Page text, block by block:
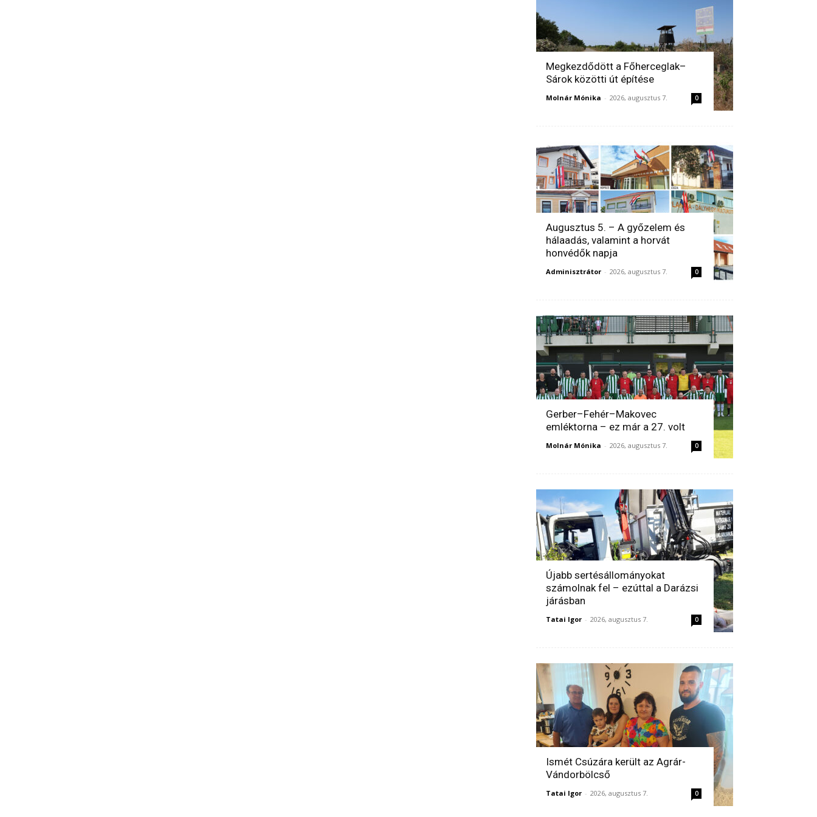
Megkezdődött a Főherceglak–
Sárok közötti út építése
Molnár Mónika - 2026, augusztus 7. 0
Augusztus 5. – A győzelem és
hálaadás, valamint a horvát
honvédők napja
Adminisztrátor - 2026, augusztus 7. 0
Gerber–Fehér–Makovec
emléktorna – ez már a 27. volt
Molnár Mónika - 2026, augusztus 7. 0
Újabb sertésállományokat
számolnak fel – ezúttal a Darázsi
járásban
Tatai Igor - 2026, augusztus 7. 0
Ismét Csúzára került az Agrár-
Vándorbölcső
Tatai Igor - 2026, augusztus 7. 0